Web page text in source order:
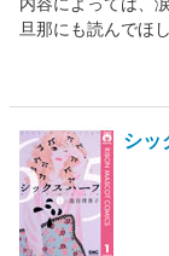
内容によっては、
旦那にも読んでほし
シッ